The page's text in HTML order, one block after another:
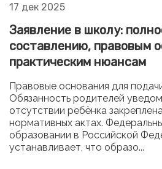
17 дек 2025
Заявление в школу:
составлению, правовым
практическим нюансам
Правовые основания для
Обязанность родителей
отсутствии ребёнка
нормативных актах.
образовании в Российской
устанавливает, что образо...